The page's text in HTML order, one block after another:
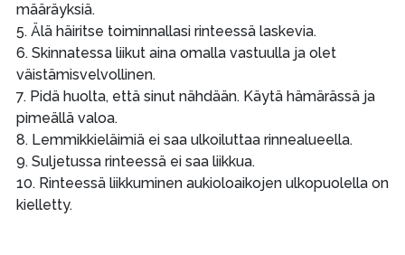
määräyksiä.
5. Älä häiritse toiminnallasi rinteessä laskevia.
6. Skinnatessa liikut aina omalla vastuulla ja olet
väistämisvelvollinen.
7. Pidä huolta, että sinut nähdään. Käytä hämärässä ja
pimeällä valoa.
8. Lemmikkieläimiä ei saa ulkoiluttaa rinnealueella.
9. Suljetussa rinteessä ei saa liikkua.
10. Rinteessä liikkuminen aukioloaikojen ulkopuolella on
kielletty.